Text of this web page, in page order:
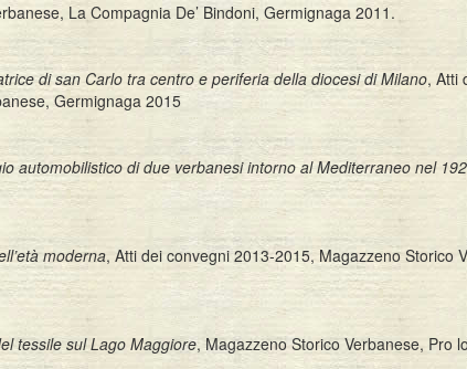
La Compagnia De’ Bindoni, Germignaga 2011.
di san Carlo tra centro e periferia della diocesi di Milano, Atti
Germignaga 2015
automobilistico di due verbanesi intorno al Mediterraneo nel
moderna, Atti dei convegni 2013-2015, Magazzeno Storico
tessile sul Lago Maggiore, Magazzeno Storico Verbanese, Pro